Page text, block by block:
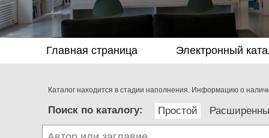
Главная страница Электронный
Каталог находится в стадии наполнения. Информацию о
Поиск по каталогу: Простой